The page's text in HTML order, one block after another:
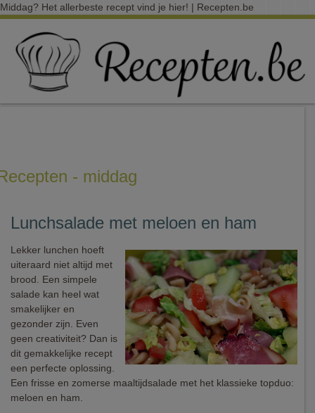
Middag? Het allerbeste recept vind je hier! | Recepten.be
- middag
Lunchsalade met meloen en ham
Lekker lunchen hoeft
uiteraard niet altijd met
brood. Een simpele
salade kan heel wat
smakelijker en
gezonder zijn. Even
geen creativiteit? Dan is
dit gemakkelijke recept
een perfecte oplossing.
Een frisse en zomerse maaltijdsalade met het klassieke topduo:
meloen en ham.